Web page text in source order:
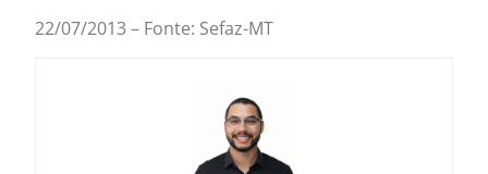
22/07/2013 – Fonte: Sefaz-MT